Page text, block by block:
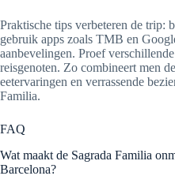
Praktische tips verbeteren de trip:
gebruik apps zoals TMB en
aanbevelingen. Proef
reisgenoten. Zo combineert men
eetervaringen en verrassende
Familia.
FAQ
Wat maakt de Sagrada Familia
Barcelona?